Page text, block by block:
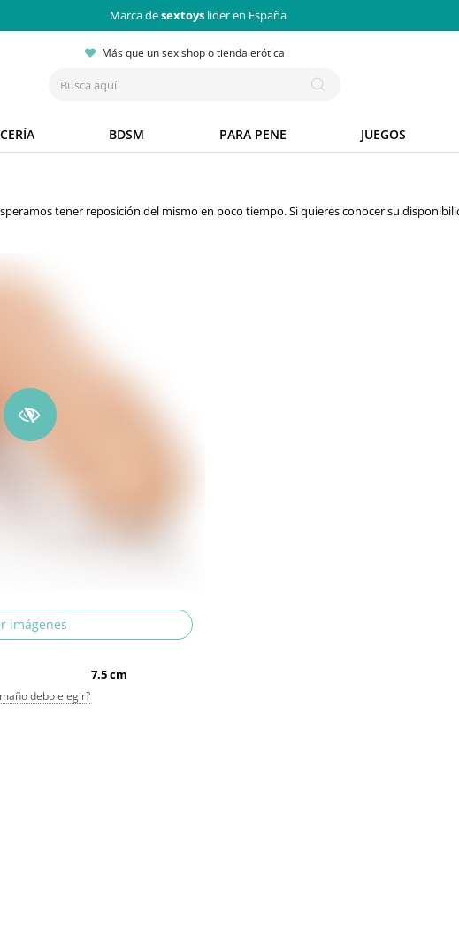
Marca desextoys lider en España
Más que un sex shop o tienda erótica
BDSM PARA PENE JUEGOS
tener reposición del mismo en poco tiempo. Si quieres conocer su
imágenes
7.5 cm
debo elegir?